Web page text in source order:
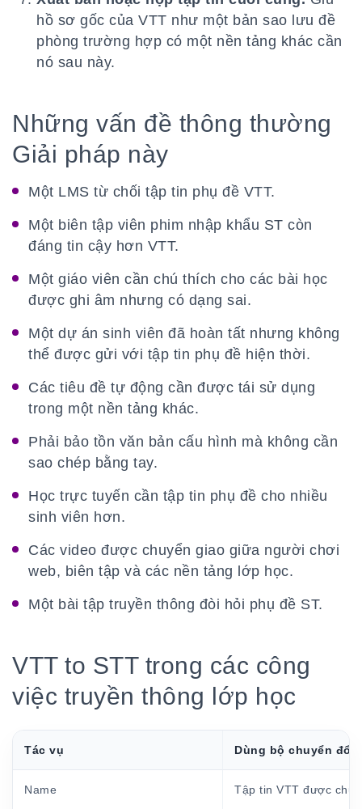
hồ sơ gốc của VTT như một bản sao lưu đề
phòng trường hợp có một nền tảng khác cần
nó sau này.
Những vấn đề thông thường
Giải pháp này
Một LMS từ chối tập tin phụ đề VTT.
Một biên tập viên phim nhập khẩu ST còn
đáng tin cậy hơn VTT.
Một giáo viên cần chú thích cho các bài học
được ghi âm nhưng có dạng sai.
Một dự án sinh viên đã hoàn tất nhưng không
thể được gửi với tập tin phụ đề hiện thời.
Các tiêu đề tự động cần được tái sử dụng
trong một nền tảng khác.
Phải bảo tồn văn bản cấu hình mà không cần
sao chép bằng tay.
Học trực tuyến cần tập tin phụ đề cho nhiều
sinh viên hơn.
Các video được chuyển giao giữa người chơi
web, biên tập và các nền tảng lớp học.
Một bài tập truyền thông đòi hỏi phụ đề ST.
VTT to STT trong các công
việc truyền thông lớp học
Tác vụ Dùng bộ chuyển đổi
Name Tập tin VTT được